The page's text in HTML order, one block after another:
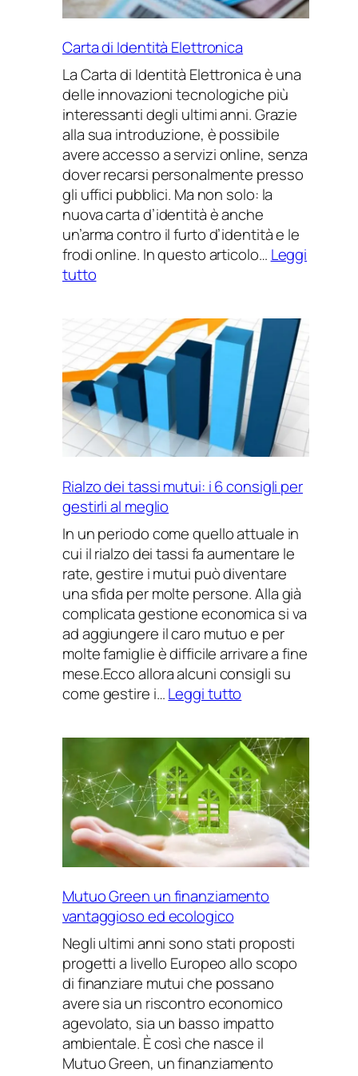
Carta di Identità Elettronica
La Carta di Identità Elettronica è una
delle innovazioni tecnologiche più
interessanti degli ultimi anni. Grazie
alla sua introduzione, è possibile
avere accesso a servizi online, senza
dover recarsi personalmente presso
gli uffici pubblici. Ma non solo: la
nuova carta d’identità è anche
un’arma contro il furto d’identità e le
frodi online. In questo articolo… Leggi
tutto:
Elettronica
Rialzo dei tassi mutui: i 6 consigli per
gestirli al meglio
In un periodo come quello attuale in
cui il rialzo dei tassi fa aumentare le
rate, gestire i mutui può diventare
una sfida per molte persone. Alla già
complicata gestione economica si va
ad aggiungere il caro mutuo e per
molte famiglie è difficile arrivare a fine
mese.Ecco allora alcuni consigli su
come gestire i…Leggi tutto
dei
tassi
mutui:
i
6
consigli
per
gestirli
al
Mutuo Green un finanziamento
vantaggioso ed ecologico
Negli ultimi anni sono stati proposti
progetti a livello Europeo allo scopo
di finanziare mutui che possano
avere sia un riscontro economico
agevolato, sia un basso impatto
ambientale. È così che nasce il
Mutuo Green, un finanziamento